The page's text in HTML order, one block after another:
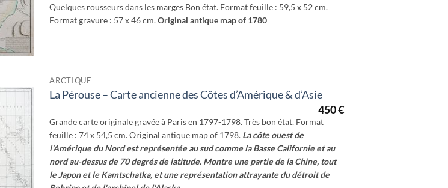
Quelques rousseurs dans les marges Bon état. Format feuille : 59,5 x 52 cm.
Format gravure : 57 x 46 cm.Original antique map of 1780
à la
wishlist
ARCTIQUE
La Pérouse – Carte ancienne des Côtes d’Amérique & d’Asie
450€
Grande carte originale gravée à Paris en 1797-1798. Très bon état. Format
feuille : 74 x 54,5 cm. Original antique map of 1798. La côte ouest de
l'Amérique du Nord est représentée au sud comme la Basse Californie et au
nord au-dessus de 70 degrés de latitude. Montre une partie de la Chine, tout
le Japon et le Kamtschatka, et une représentation attrayante du détroit de